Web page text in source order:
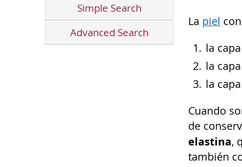
Simple Search
Advanced Search
La piel
la
la
la
Cuando
de
elastina,
también